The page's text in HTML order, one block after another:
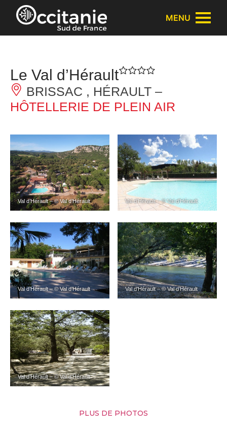
Panneau de gestion des cookies
MENU
Le Val d’Hérault
BRISSAC , HÉRAULT –
HÔTELLERIE DE PLEIN AIR
Val d’Hérault – © Val d’Hérault Val d’Hérault – © Val d’Hérault
Val d’Hérault – © Val d’Hérault Val d’Hérault – © Val d’Hérault
Val d’Hérault – © Val d’Hérault
PLUS DE PHOTOS